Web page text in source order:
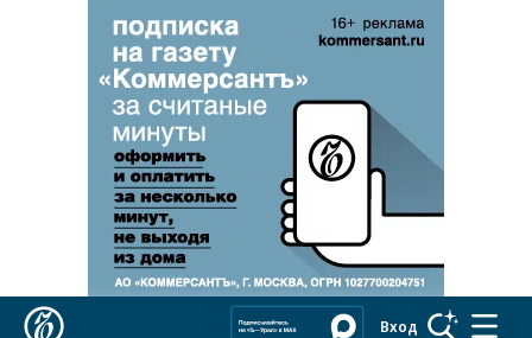
Реклама в «Ъ» www.kommersant.ru/ad
Вход